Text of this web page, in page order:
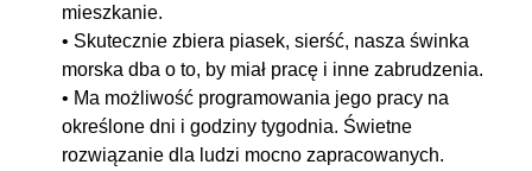
mieszkanie.
• Skutecznie zbiera piasek, sierść, nasza świnka
morska dba o to, by miał pracę i inne zabrudzenia.
• Ma możliwość programowania jego pracy na
określone dni i godziny tygodnia. Świetne
rozwiązanie dla ludzi mocno zapracowanych.